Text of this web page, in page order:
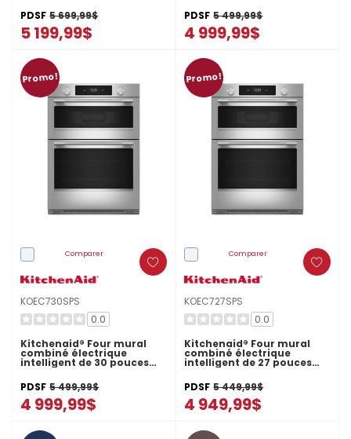
assistée -Genévrier
KOEC730SJP
PDSF 5 699,99$
5 199,99$
assistée - Blanc
KOEC730SWH
PDSF 5 499,99$
4 999,99$
Promo!
Comparer
KOEC730SPS
0.0
Kitchenaid® Four mural
combiné électrique
intelligent de 30 pouces
avec modes de cuisson
assistée - Fini PrintShield™
KOEC730SPS
PDSF 5 499,99$
4 999,99$
Promo!
Comparer
KOEC727SPS
0.0
Kitchenaid® Four mural
combiné électrique
intelligent de 27 pouces
avec modes de cuisson
assistée - Fini PrintShield™
KOEC727SPS
PDSF 5 449,99$
4 949,99$